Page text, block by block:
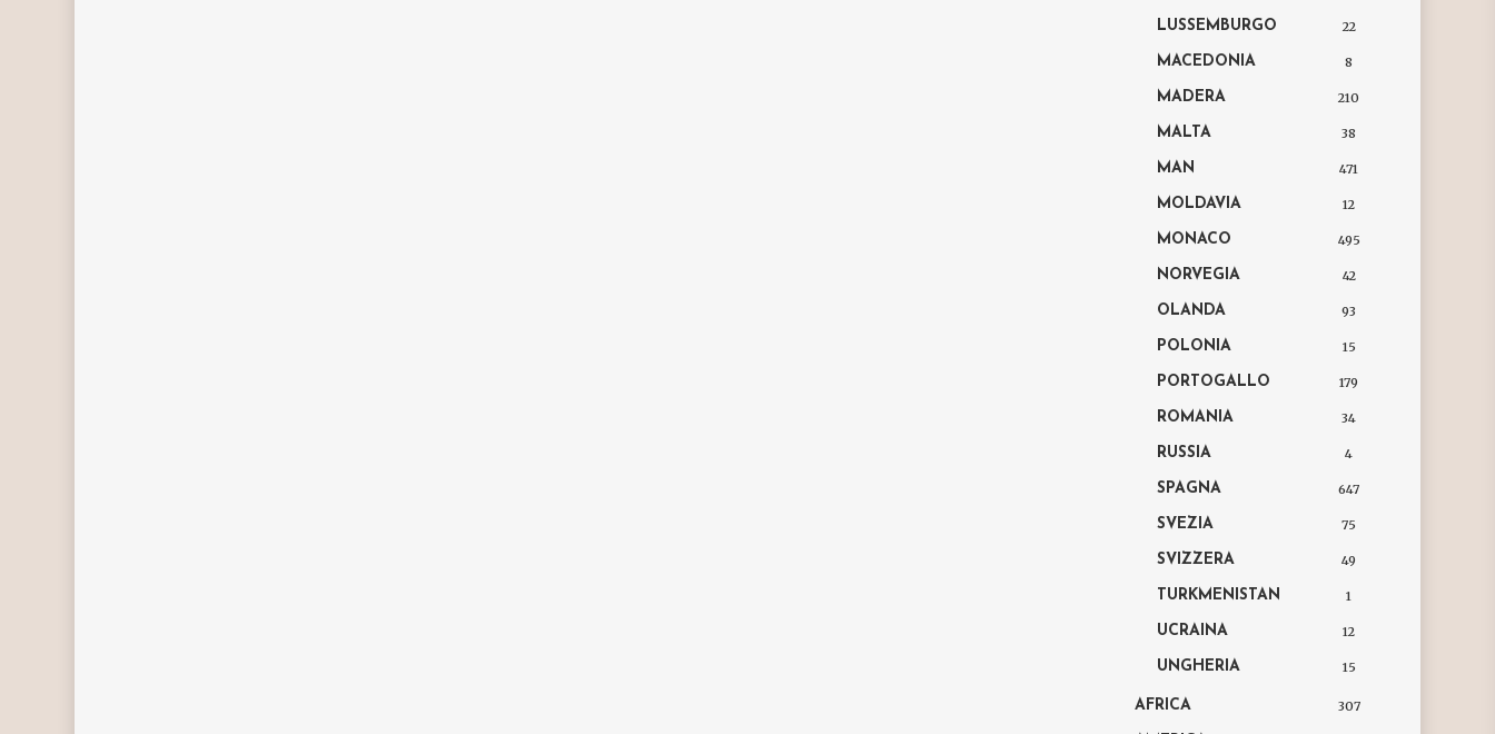
LUSSEMBURGO 22
MACEDONIA 8
MADERA 210
MALTA 38
MAN 471
MOLDAVIA 12
MONACO 495
NORVEGIA 42
OLANDA 93
POLONIA 15
PORTOGALLO 179
ROMANIA 34
RUSSIA 4
SPAGNA 647
SVEZIA 75
SVIZZERA 49
TURKMENISTAN 1
UCRAINA 12
UNGHERIA 15
AFRICA 307